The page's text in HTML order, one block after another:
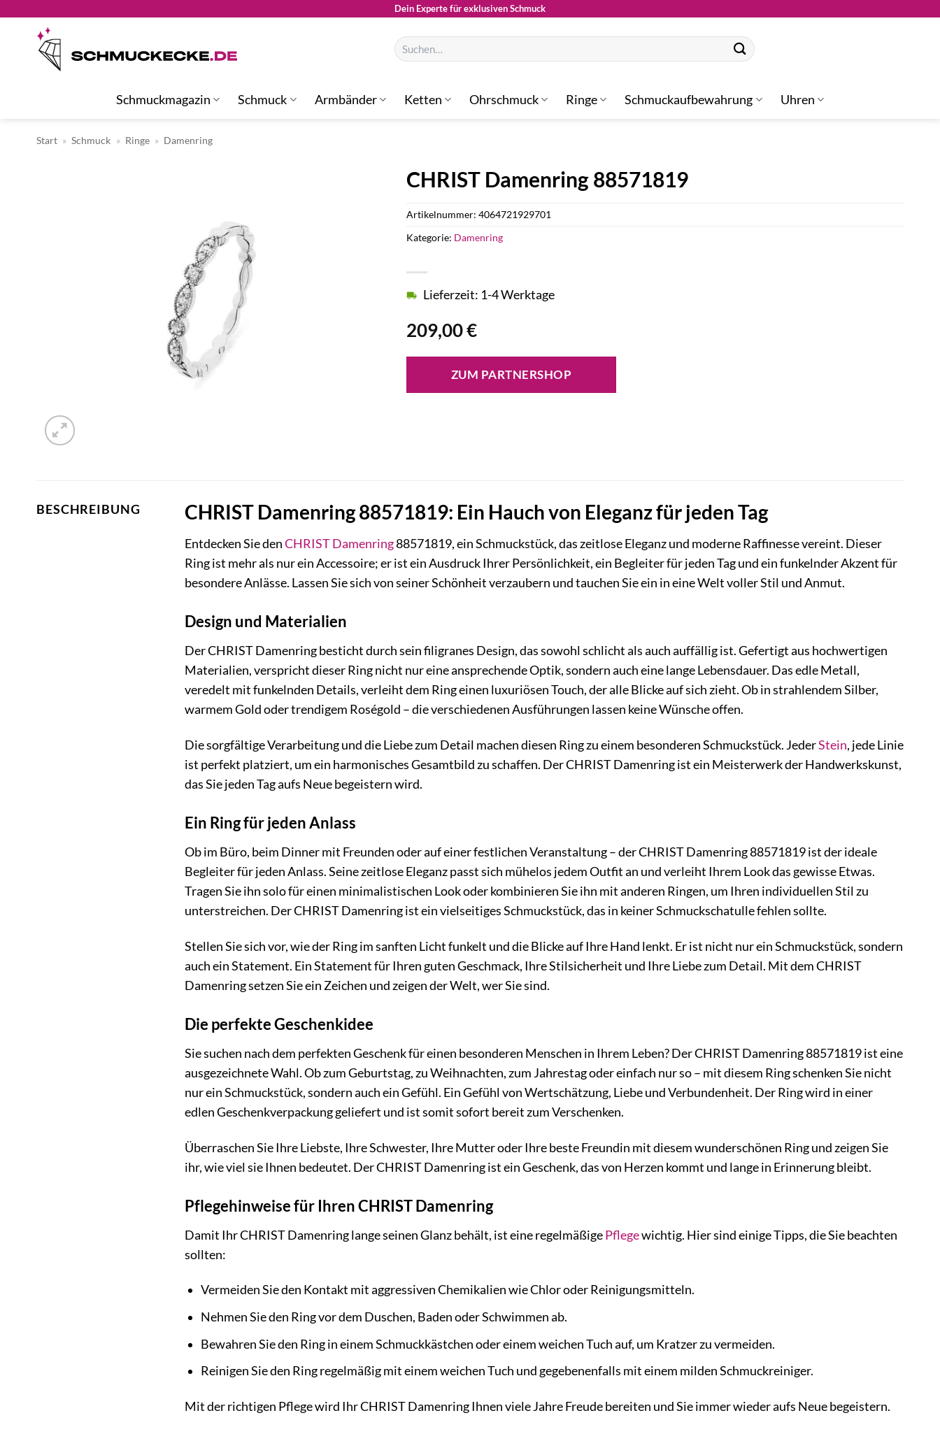
springen
Dein Experte für exklusiven Schmuck
Suchen
nach:
Schmuckmagazin Schmuck Armbänder Ketten Ohrschmuck Ringe Schmuckaufbewahrung Uhren
Start » Schmuck » Ringe » Damenring
CHRIST Damenring 88571819
209,00€
Lieferzeit: 1-4 Werktage
ZUM PARTNERSHOP
Artikelnummer:4064721929701
Kategorie: Damenring
BESCHREIBUNG CHRIST Damenring 88571819: Ein Hauch von Eleganz für jeden Tag
Entdecken Sie denCHRIST Damenring88571819, ein Schmuckstück, das zeitlose Eleganz und moderne Raffinesse vereint. Dieser
Ring ist mehr als nur ein Accessoire; er ist ein Ausdruck Ihrer Persönlichkeit, ein Begleiter für jeden Tag und ein funkelnder Akzent für
besondere Anlässe. Lassen Sie sich von seiner Schönheit verzaubern und tauchen Sie ein in eine Welt voller Stil und Anmut.
Design und Materialien
Der CHRIST Damenring besticht durch sein filigranes Design, das sowohl schlicht als auch auffällig ist. Gefertigt aus hochwertigen
Materialien, verspricht dieser Ring nicht nur eine ansprechende Optik, sondern auch eine lange Lebensdauer. Das edle Metall,
veredelt mit funkelnden Details, verleiht dem Ring einen luxuriösen Touch, der alle Blicke auf sich zieht. Ob in strahlendem Silber,
warmem Gold oder trendigem Roségold – die verschiedenen Ausführungen lassen keine Wünsche offen.
Die sorgfältige Verarbeitung und die Liebe zum Detail machen diesen Ring zu einem besonderen Schmuckstück. JederStein, jede Linie
ist perfekt platziert, um ein harmonisches Gesamtbild zu schaffen. Der CHRIST Damenring ist ein Meisterwerk der Handwerkskunst,
das Sie jeden Tag aufs Neue begeistern wird.
Ein Ring für jeden Anlass
Ob im Büro, beim Dinner mit Freunden oder auf einer festlichen Veranstaltung – der CHRIST Damenring 88571819 ist der ideale
Begleiter für jeden Anlass. Seine zeitlose Eleganz passt sich mühelos jedem Outfit an und verleiht Ihrem Look das gewisse Etwas.
Tragen Sie ihn solo für einen minimalistischen Look oder kombinieren Sie ihn mit anderen Ringen, um Ihren individuellen Stil zu
unterstreichen. Der CHRIST Damenring ist ein vielseitiges Schmuckstück, das in keiner Schmuckschatulle fehlen sollte.
Stellen Sie sich vor, wie der Ring im sanften Licht funkelt und die Blicke auf Ihre Hand lenkt. Er ist nicht nur ein Schmuckstück, sondern
auch ein Statement. Ein Statement für Ihren guten Geschmack, Ihre Stilsicherheit und Ihre Liebe zum Detail. Mit dem CHRIST
Damenring setzen Sie ein Zeichen und zeigen der Welt, wer Sie sind.
Die perfekte Geschenkidee
Sie suchen nach dem perfekten Geschenk für einen besonderen Menschen in Ihrem Leben? Der CHRIST Damenring 88571819 ist eine
ausgezeichnete Wahl. Ob zum Geburtstag, zu Weihnachten, zum Jahrestag oder einfach nur so – mit diesem Ring schenken Sie nicht
nur ein Schmuckstück, sondern auch ein Gefühl. Ein Gefühl von Wertschätzung, Liebe und Verbundenheit. Der Ring wird in einer
edlen Geschenkverpackung geliefert und ist somit sofort bereit zum Verschenken.
Überraschen Sie Ihre Liebste, Ihre Schwester, Ihre Mutter oder Ihre beste Freundin mit diesem wunderschönen Ring und zeigen Sie
ihr, wie viel sie Ihnen bedeutet. Der CHRIST Damenring ist ein Geschenk, das von Herzen kommt und lange in Erinnerung bleibt.
Pflegehinweise für Ihren CHRIST Damenring
Damit Ihr CHRIST Damenring lange seinen Glanz behält, ist eine regelmäßigePflegewichtig. Hier sind einige Tipps, die Sie beachten
sollten:
Vermeiden Sie den Kontakt mit aggressiven Chemikalien wie Chlor oder Reinigungsmitteln.
Nehmen Sie den Ring vor dem Duschen, Baden oder Schwimmen ab.
Bewahren Sie den Ring in einem Schmuckkästchen oder einem weichen Tuch auf, um Kratzer zu vermeiden.
Reinigen Sie den Ring regelmäßig mit einem weichen Tuch und gegebenenfalls mit einem milden Schmuckreiniger.
Mit der richtigen Pflege wird Ihr CHRIST Damenring Ihnen viele Jahre Freude bereiten und Sie immer wieder aufs Neue begeistern.